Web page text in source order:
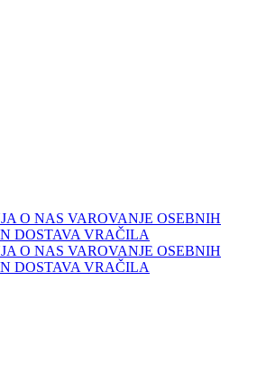
O NAS VAROVANJE OSEBNIH
DOSTAVA VRAČILA
O NAS VAROVANJE OSEBNIH
DOSTAVA VRAČILA